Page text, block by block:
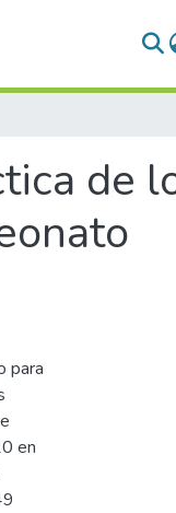
de
para
en